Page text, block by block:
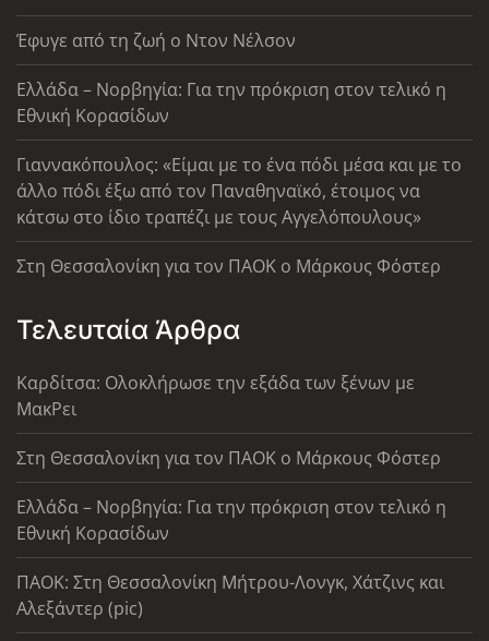
Έφυγε από τη ζωή ο Ντον Νέλσον
Ελλάδα – Νορβηγία: Για την πρόκριση στον τελικό η
Εθνική Κορασίδων
Γιαννακόπουλος: «Είμαι με το ένα πόδι μέσα και με το
άλλο πόδι έξω από τον Παναθηναϊκό, έτοιμος να
κάτσω στο ίδιο τραπέζι με τους Αγγελόπουλους»
Στη Θεσσαλονίκη για τον ΠΑΟΚ ο Μάρκους Φόστερ
Τελευταία Άρθρα
Καρδίτσα: Ολοκλήρωσε την εξάδα των ξένων με
ΜακΡει
Στη Θεσσαλονίκη για τον ΠΑΟΚ ο Μάρκους Φόστερ
Ελλάδα – Νορβηγία: Για την πρόκριση στον τελικό η
Εθνική Κορασίδων
ΠΑΟΚ: Στη Θεσσαλονίκη Μήτρου-Λονγκ, Χάτζινς και
Αλεξάντερ (pic)